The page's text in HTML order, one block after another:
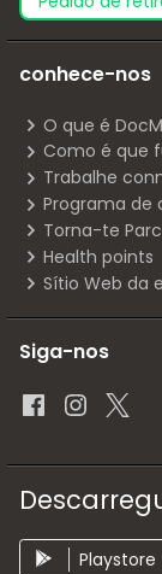
conhece-nos
O que é
Como é que
Trabalhe
Programa de
Torna-te
Health points
Sítio Web da
Siga-nos
Playstore